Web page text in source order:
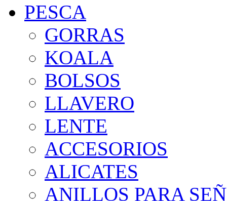
PESCA
GORRAS
KOALA
BOLSOS
LLAVERO
LENTE
ACCESORIOS
ALICATES
ANILLOS PARA